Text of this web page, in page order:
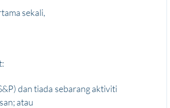
sekali,
dan tiada sebarang aktiviti
atau